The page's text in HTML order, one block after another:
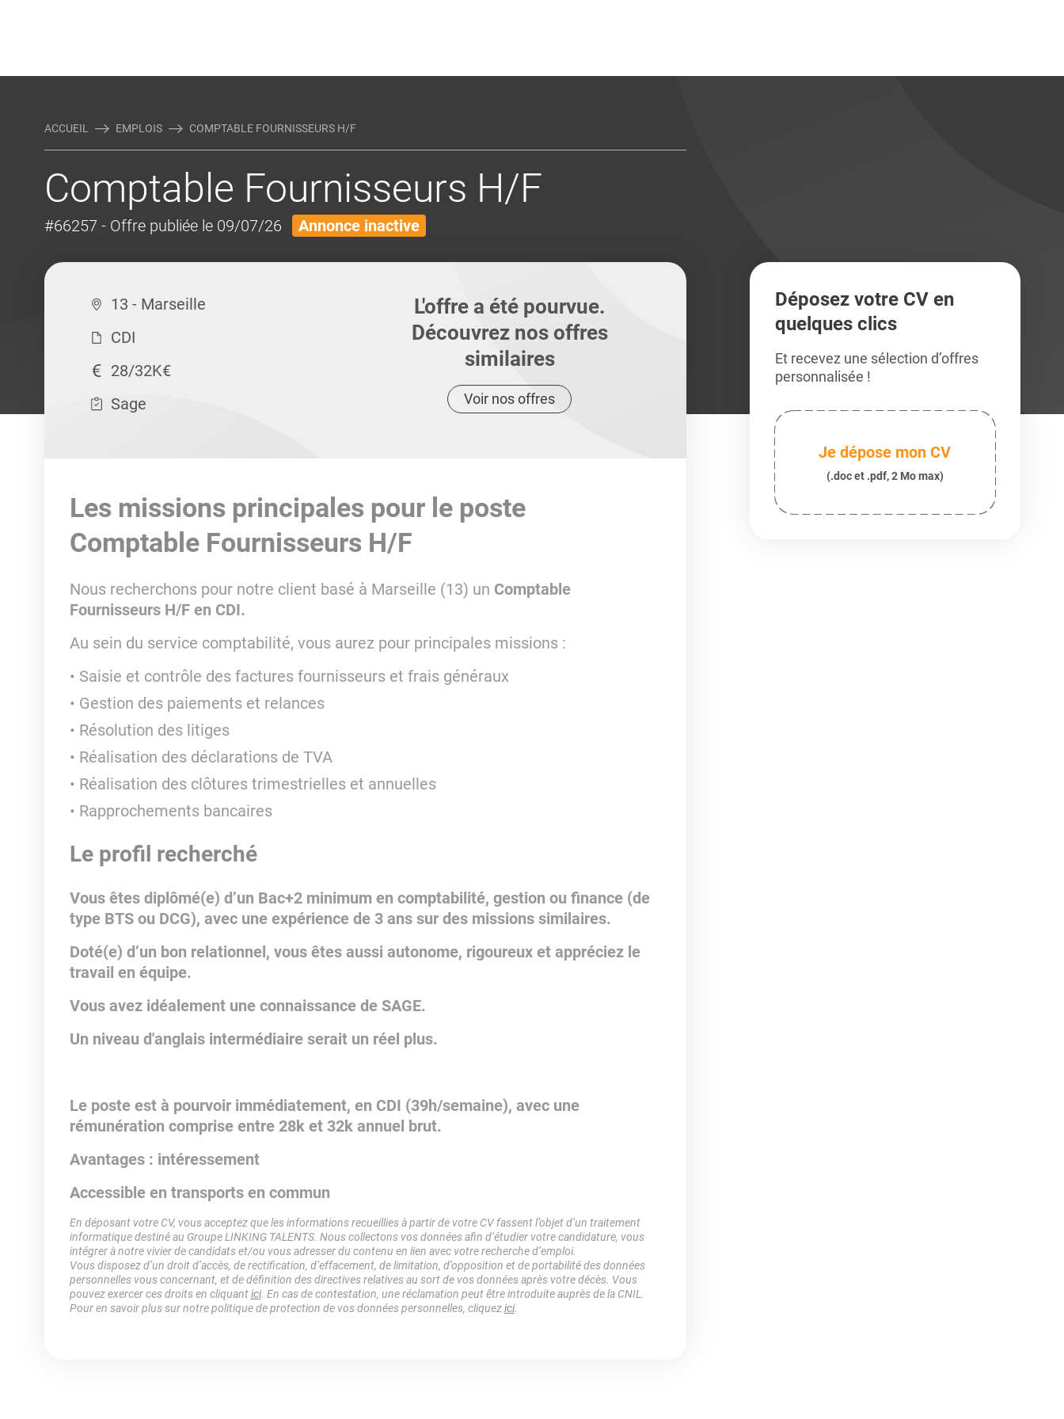
ACCUEIL EMPLOIS COMPTABLE FOURNISSEURS H/F
Comptable Fournisseurs H/F
#66257 - Offre publiée le 09/07/26 Annonce inactive
13 - Marseille
CDI
28/32K€
Sage
L'offre a été pourvue.
Découvrez nos offres
similaires
Voir nos offres
Les missions principales pour le poste
Comptable Fournisseurs H/F
Nous recherchons pour notre client basé à Marseille (13) un Comptable
Fournisseurs H/F en CDI.
Au sein du service comptabilité, vous aurez pour principales missions :
Saisie et contrôle des factures fournisseurs et frais généraux
Gestion des paiements et relances
Résolution des litiges
Réalisation des déclarations de TVA
Réalisation des clôtures trimestrielles et annuelles
Rapprochements bancaires
Le profil recherché
Vous êtes diplômé(e) d’un Bac+2 minimum en comptabilité, gestion ou finance (de
type BTS ou DCG), avec une expérience de 3 ans sur des missions similaires.
Doté(e) d’un bon relationnel, vous êtes aussi autonome, rigoureux et appréciez le
travail en équipe.
Vous avez idéalement une connaissance de SAGE.
Un niveau d'anglais intermédiaire serait un réel plus.
Le poste est à pourvoir immédiatement, en CDI (39h/semaine), avec une
rémunération comprise entre 28k et 32k annuel brut.
Avantages : intéressement
Accessible en transports en commun
En déposant votre CV, vous acceptez que les informations recueillies à partir de votre CV fassent l’objet d’un traitement
informatique destiné au Groupe LINKING TALENTS. Nous collectons vos données afin d’étudier votre candidature, vous
intégrer à notre vivier de candidats et/ou vous adresser du contenu en lien avec votre recherche d’emploi.
Vous disposez d’un droit d’accès, de rectification, d’effacement, de limitation, d’opposition et de portabilité des données
personnelles vous concernant, et de définition des directives relatives au sort de vos données après votre décès. Vous
pouvez exercer ces droits en cliquantici. En cas de contestation, une réclamation peut être introduite auprès de la CNIL.
Pour en savoir plus sur notre politique de protection de vos données personnelles, cliquezici.
Déposez votre CV en
quelques clics
Et recevez une sélection d’offres
personnalisée !
Je dépose mon CV
(.doc et .pdf, 2 Mo max)